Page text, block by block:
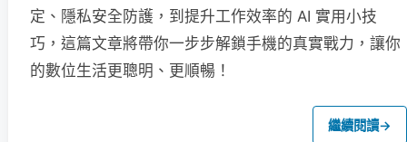
定、隱私安全防護，到提升工作效率的 AI 實用小技
巧，這篇文章將帶你一步步解鎖手機的真實戰力，讓你
的數位生活更聰明、更順暢！
繼續閱讀→